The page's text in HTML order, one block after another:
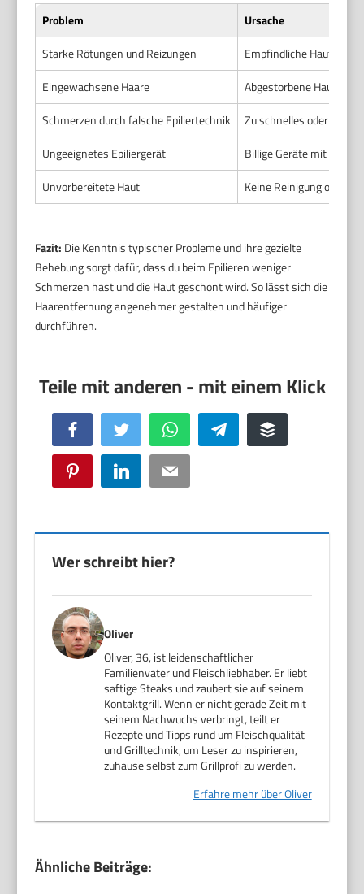
Problem
Ursache
Starke Rötungen und Reizungen
Empfindliche Haut oder
Eingewachsene Haare
Abgestorbene
Schmerzen durch falsche Epiliertechnik
Zu schnelles oder
Ungeeignetes Epiliergerät
Billige Geräte mit
Unvorbereitete Haut
Keine Reinigung oder
Fazit: Die Kenntnis typischer Probleme und ihre gezielte
Behebung sorgt dafür, dass du beim Epilieren weniger
Schmerzen hast und die Haut geschont wird. So lässt sich die
Haarentfernung angenehmer gestalten und häufiger
durchführen.
Facebook Twitter WhatsApp Telegram Buffer
Pinterest LinkedIn Email
Wer schreibt hier?
Oliver
Oliver, 36, ist leidenschaftlicher
Familienvater und Fleischliebhaber. Er liebt
saftige Steaks und zaubert sie auf seinem
Kontaktgrill. Wenn er nicht gerade Zeit mit
seinem Nachwuchs verbringt, teilt er
Rezepte und Tipps rund um Fleischqualität
und Grilltechnik, um Leser zu inspirieren,
zuhause selbst zum Grillprofi zu werden.
Erfahre mehr über Oliver
Ähnliche Beiträge: